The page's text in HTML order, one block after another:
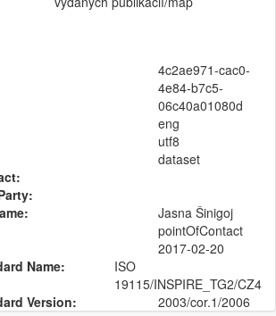
4c2ae971-cac0-
4e84-b7c5-
06c40a01080d
eng
utf8
dataset
Jasna Šinigoj
pointOfContact
2017-02-20
Name:
ISO
19115/INSPIRE_TG2/CZ4
Version:
2003/cor.1/2006